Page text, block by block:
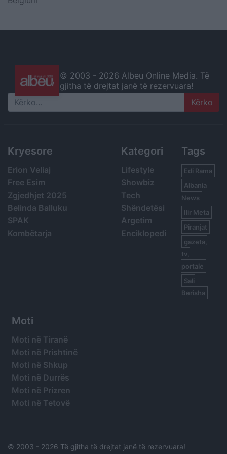
© 2003 - 2026 Albeu Online Media. Të
gjitha të drejtat janë të rezervuara!
Search
Kryesore
Erion Veliaj
Free Esim
Zgjedhjet 2025
Belinda Balluku
SPAK
Kombëtarja
Kategori
Lifestyle
Showbiz
Tech
Shëndetësi
Argetim
Enciklopedi
Tags
Edi Rama
Albania
News
Ilir Meta
Piranjat
gazeta,
tv,
portale
Sali
Berisha
Moti
Moti në Tiranë
Moti në Prishtinë
Moti në Shkup
Moti në Durrës
Moti në Prizren
Moti në Tetovë
© 2003 - 2026 Të gjitha të drejtat janë të rezervuara!